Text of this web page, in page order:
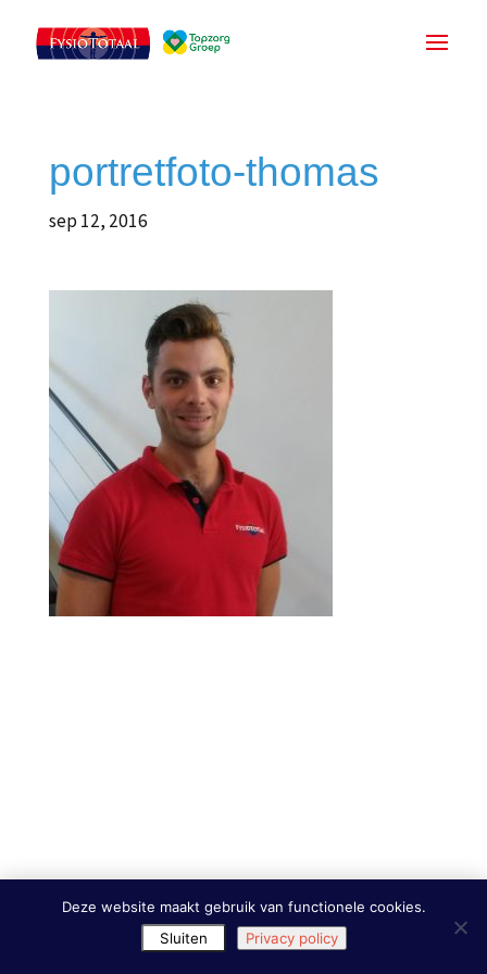
portretfoto-thomas
sep 12, 2016
Deze website maakt gebruik van functionele cookies.
Sluiten
Privacy policy